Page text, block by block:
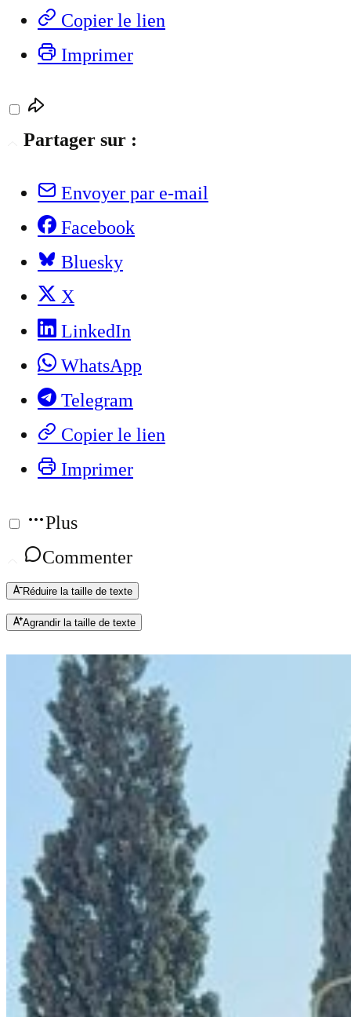
Copier le lien
Imprimer
Partager sur :
Envoyer par e-mail
Facebook
Bluesky
X
LinkedIn
WhatsApp
Telegram
Copier le lien
Imprimer
Plus
Commenter
Réduire la taille de texte
Agrandir la taille de texte